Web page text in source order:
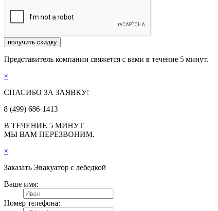
получить скидку
Представитель компании свяжется с вами в течение 5 минут.
×
СПАСИБО ЗА ЗАЯВКУ!
8 (499) 686-1413
В ТЕЧЕНИЕ 5 МИНУТ
МЫ ВАМ ПЕРЕЗВОНИМ.
×
Заказать Эвакуатор с лебедкой
Ваше имя:
Номер телефона: